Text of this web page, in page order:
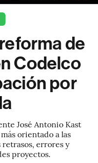
de
Codelco
por
José Antonio Kast
orientado a las
retrasos, errores y
proyectos.